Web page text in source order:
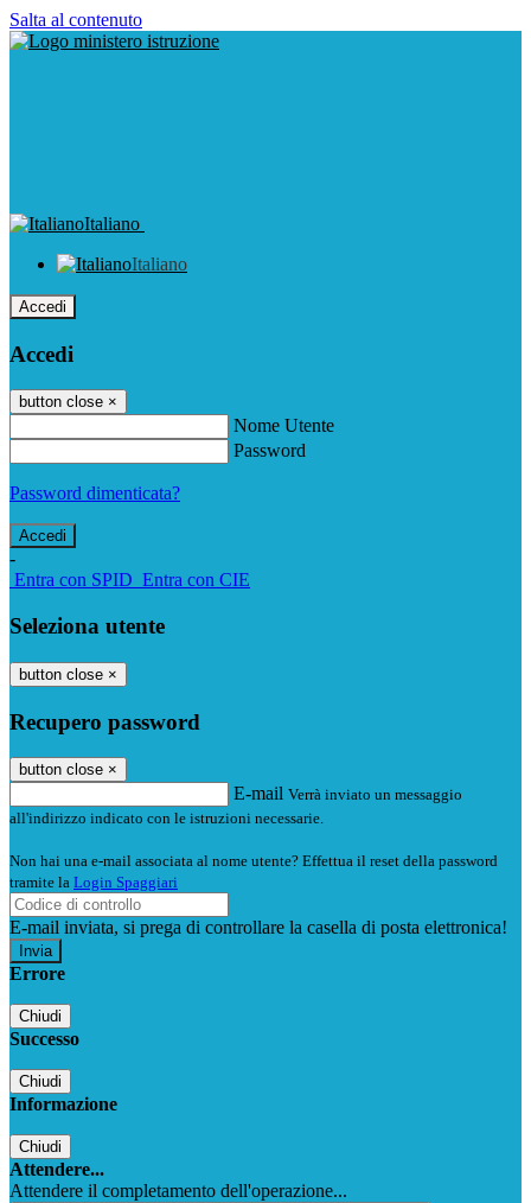
Salta al contenuto
Italiano
Italiano
Accedi
Accedi
button close ×
Nome Utente
Password
Password dimenticata?
-
Entra con SPID Entra con CIE
Seleziona utente
button close ×
Recupero password
button close ×
E-mail Verrà inviato un messaggio
all'indirizzo indicato con le istruzioni necessarie.
Non hai una e-mail associata al nome utente? Effettua il reset della password
tramite la Login Spaggiari
E-mail inviata, si prega di controllare la casella di posta elettronica!
Errore
Chiudi
Successo
Chiudi
Informazione
Chiudi
Attendere...
Attendere il completamento dell'operazione...